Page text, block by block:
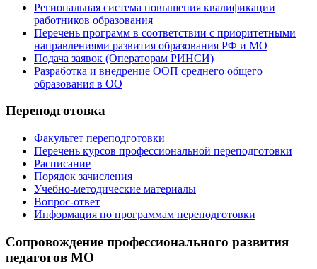
Региональная система повышения квалификации
работников образования
Перечень программ в соответствии с приоритетными
направлениями развития образования РФ и МО
Подача заявок (Операторам РИНСИ)
Разработка и внедрение ООП среднего общего
образования в ОО
Переподготовка
Факультет переподготовки
Перечень курсов профессиональной переподготовки
Расписание
Порядок зачисления
Учебно-методические материалы
Вопрос-ответ
Информация по программам переподготовки
Сопровождение профессионального развития
педагогов МО